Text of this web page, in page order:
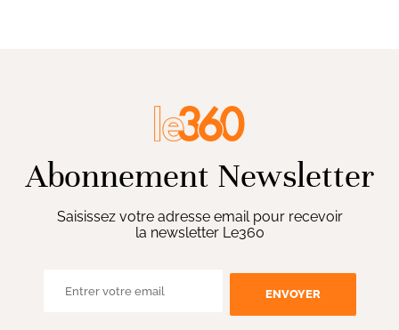
Abonnement Newsletter
Saisissez votre adresse email pour recevoir
la newsletter Le360
ENVOYER